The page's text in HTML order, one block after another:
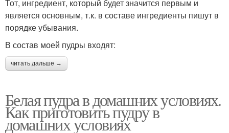
Тот, ингредиент, который будет значится первым и
является основным, т.к. в составе ингредиенты пишут в
порядке убывания.
В состав моей пудры входят:
читать дальше →
Белая пудра в домашних условиях.
Как приготовить пудру в
домашних условиях